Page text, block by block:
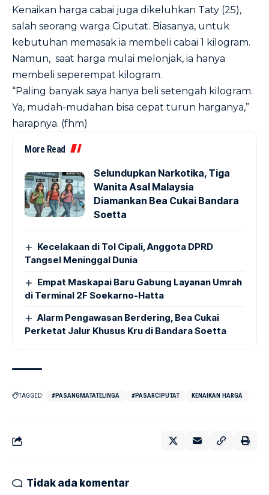
Kenaikan harga cabai juga dikeluhkan Taty (25),
salah seorang warga Ciputat. Biasanya, untuk
kebutuhan memasak ia membeli cabai 1 kilogram.
Namun, saat harga mulai melonjak, ia hanya
membeli seperempat kilogram.
“Paling banyak saya hanya beli setengah kilogram.
Ya, mudah-mudahan bisa cepat turun harganya,”
harapnya. (fhm)
More Read
Selundupkan Narkotika, Tiga
Wanita Asal Malaysia
Diamankan Bea Cukai Bandara
Soetta
Kecelakaan di Tol Cipali, Anggota DPRD
Tangsel Meninggal Dunia
Empat Maskapai Baru Gabung Layanan Umrah
di Terminal 2F Soekarno-Hatta
Alarm Pengawasan Berdering, Bea Cukai
Perketat Jalur Khusus Kru di Bandara Soetta
TAGGED: #PASANGMATATELINGA #PASARCIPUTAT KENAIKAN HARGA
Tidak ada komentar